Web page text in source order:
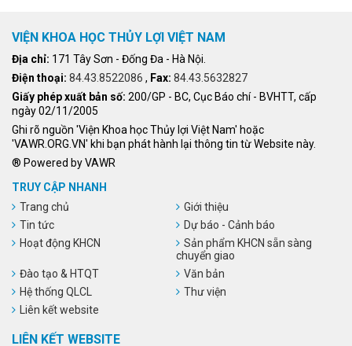
VIỆN KHOA HỌC THỦY LỢI VIỆT NAM
Địa chỉ: 171 Tây Sơn - Đống Đa - Hà Nội.
Điện thoại: 84.43.8522086 , Fax: 84.43.5632827
Giấy phép xuất bản số: 200/GP - BC, Cục Báo chí - BVHTT, cấp
ngày 02/11/2005
Ghi rõ nguồn 'Viện Khoa học Thủy lợi Việt Nam' hoặc
'VAWR.ORG.VN' khi bạn phát hành lại thông tin từ Website này.
® Powered by VAWR
TRUY CẬP NHANH
Trang chủ
Giới thiệu
Tin tức
Dự báo - Cảnh báo
Hoạt động KHCN
Sản phẩm KHCN sẵn sàng
chuyển giao
Đào tạo & HTQT
Văn bản
Hệ thống QLCL
Thư viện
Liên kết website
LIÊN KẾT WEBSITE